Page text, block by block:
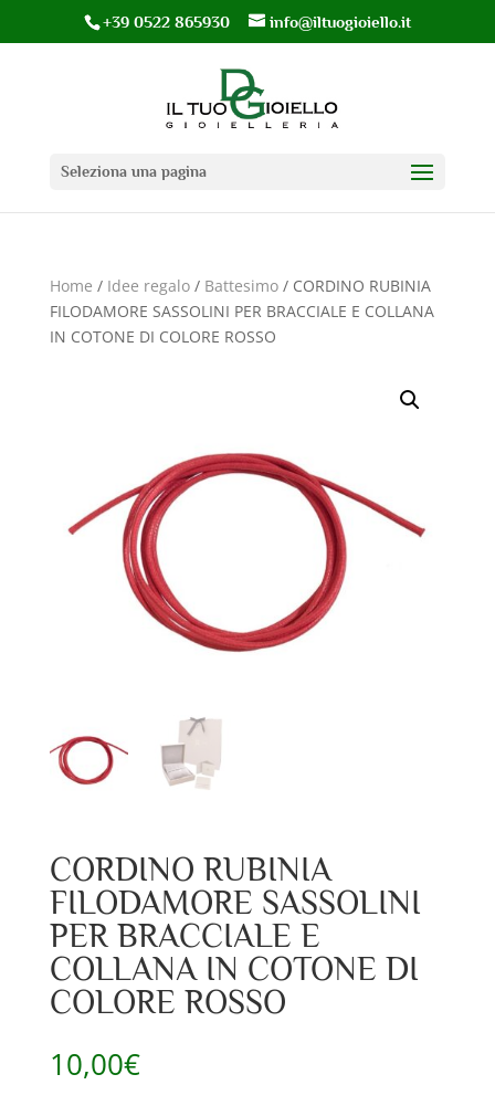
+39 0522 865930 info@iltuogioiello.it
Seleziona una pagina
Home / Idee regalo/ Battesimo/ CORDINO RUBINIA
FILODAMORE SASSOLINI PER BRACCIALE E COLLANA
IN COTONE DI COLORE ROSSO
CORDINO RUBINIA
FILODAMORE SASSOLINI
PER BRACCIALE E
COLLANA IN COTONE DI
COLORE ROSSO
10,00€